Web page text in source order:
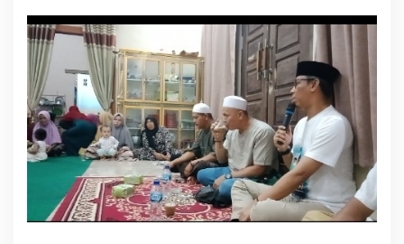
R
I
P
a
r
t
a
i
P
K
B
M